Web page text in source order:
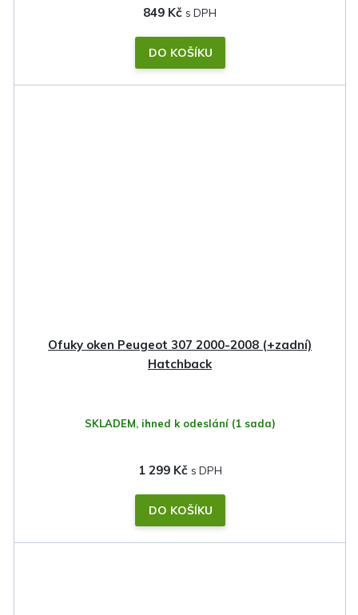
849 Kč
DO KOŠÍKU
Ofuky oken Peugeot 307 2000-2008 (+zadní)
Hatchback
SKLADEM, ihned k odeslání (1 sada)
1 299 Kč
DO KOŠÍKU